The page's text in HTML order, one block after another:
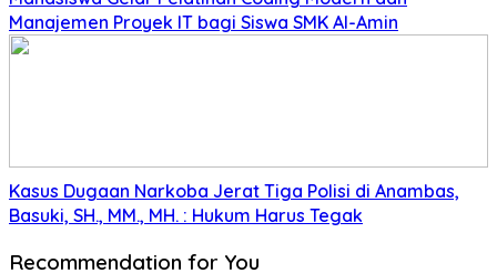
Manajemen Proyek IT bagi Siswa SMK Al-Amin
Kasus Dugaan Narkoba Jerat Tiga Polisi di Anambas,
Basuki, SH., MM., MH. : Hukum Harus Tegak
Recommendation for You